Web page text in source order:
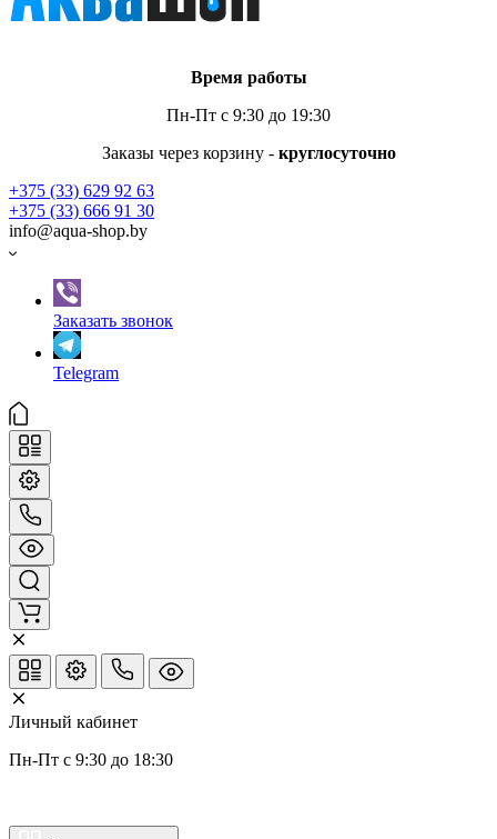
Время работы
Пн-Пт с 9:30 до 19:30
Заказы через корзину - круглосуточно
+375 (33) 629 92 63
+375 (33) 666 91 30
info@aqua-shop.by
Заказать звонок
Telegram
Личный кабинет
Пн-Пт с 9:30 до 18:30